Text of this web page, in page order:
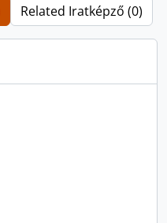
Related Iratképző (0)